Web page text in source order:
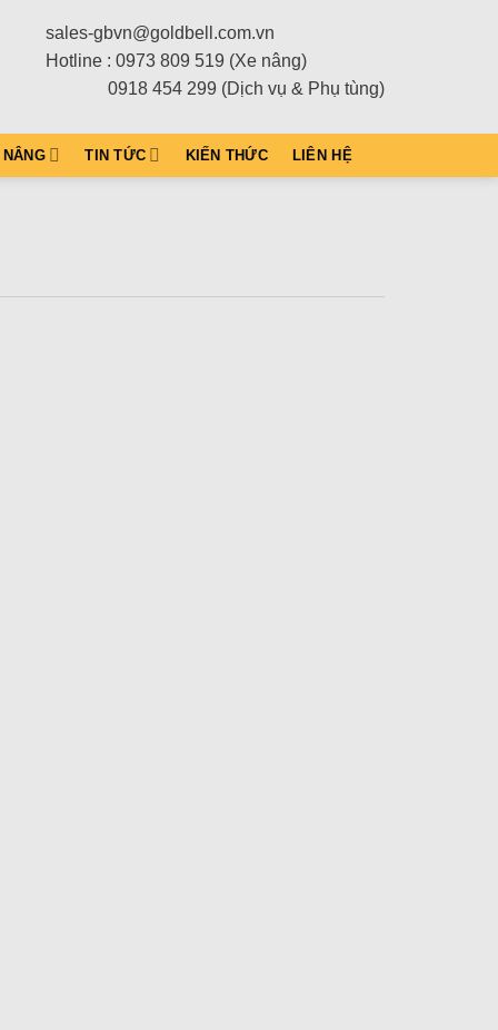
sales-gbvn@goldbell.com.vn
Hotline : 0973 809 519 (Xe nâng)
0918 454 299 (Dịch vụ & Phụ tùng)
TIN TỨC KIẾN THỨC LIÊN HỆ